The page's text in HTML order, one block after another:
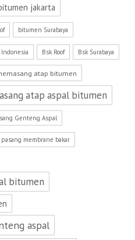
jakarta
bitumen Surabaya
Indonesia Bsk Roof Bsk Surabaya
atap bitumen
atap aspal bitumen
Genteng Aspal
pasang membrane bakar
bitumen
aspal